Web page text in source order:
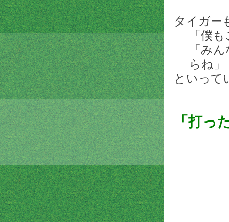
タイガー
「僕
「み
らね」
といって
「打っ